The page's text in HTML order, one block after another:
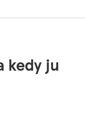
kedy ju